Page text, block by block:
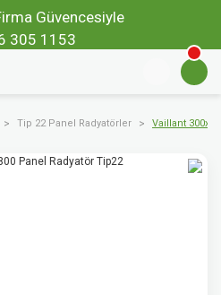
Güvencesiyle
305 1153
Tip 22 Panel Radyatörler Vaillant